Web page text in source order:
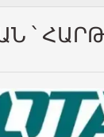
՝ ՀԱՐԹ